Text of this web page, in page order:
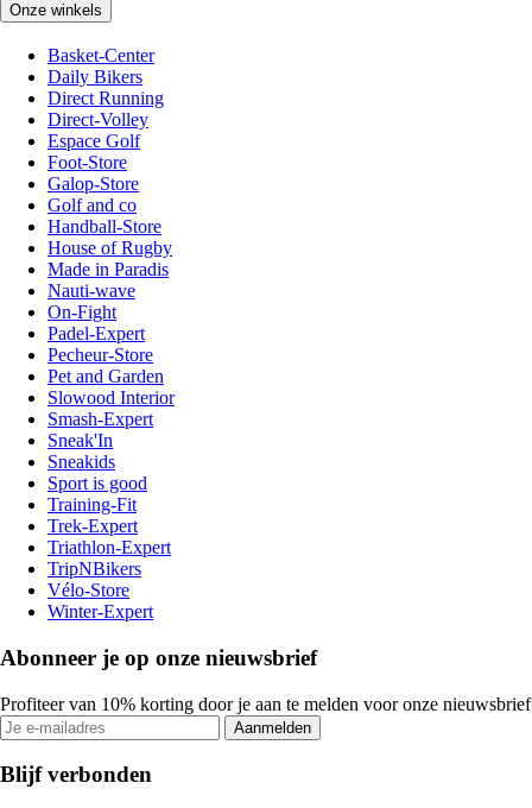
Onze winkels
Basket-Center
Daily Bikers
Direct Running
Direct-Volley
Espace Golf
Foot-Store
Galop-Store
Golf and co
Handball-Store
House of Rugby
Made in Paradis
Nauti-wave
On-Fight
Padel-Expert
Pecheur-Store
Pet and Garden
Slowood Interior
Smash-Expert
Sneak'In
Sneakids
Sport is good
Training-Fit
Trek-Expert
Triathlon-Expert
TripNBikers
Vélo-Store
Winter-Expert
Abonneer je op onze nieuwsbrief
Profiteer van 10% korting door je aan te melden voor onze nieuwsbrief
Aanmelden
Blijf verbonden